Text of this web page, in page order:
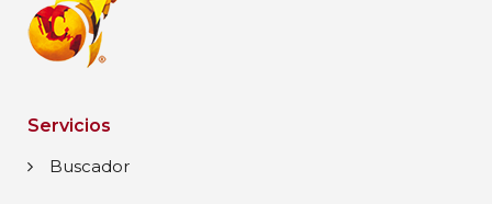
Servicios
Buscador